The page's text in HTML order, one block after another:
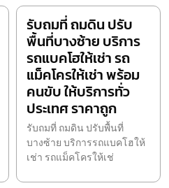
รับถมที่ ถมดิน ปรับ
พื้นที่บางซ้าย บริการ
รถแบคโฮให้เช่า รถ
แม็คโครให้เช่า พร้อม
คนขับ ให้บริการทั่ว
ประเทศ ราคาถูก
รับถมที่ ถมดิน ปรับพื้นที่
บางซ้าย บริการรถแบคโฮให้
เช่า รถแม็คโครให้เช่